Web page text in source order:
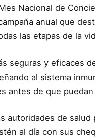
Nacional de
anual que
las etapas de la
seguras y eficaces
al sistema
antes de que puedan
autoridades de salud
al día con sus